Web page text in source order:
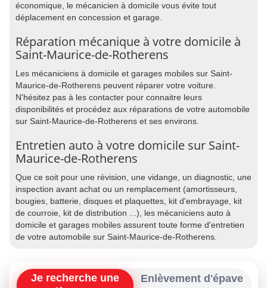
économique, le mécanicien à domicile vous évite tout
déplacement en concession et garage.
Réparation mécanique à votre domicile à
Saint-Maurice-de-Rotherens
Les mécaniciens à domicile et garages mobiles sur Saint-
Maurice-de-Rotherens peuvent réparer votre voiture.
N'hésitez pas à les contacter pour connaitre leurs
disponibilités et procédez aux réparations de votre automobile
sur Saint-Maurice-de-Rotherens et ses environs.
Entretien auto à votre domicile sur Saint-
Maurice-de-Rotherens
Que ce soit pour une révision, une vidange, un diagnostic, une
inspection avant achat ou un remplacement (amortisseurs,
bougies, batterie, disques et plaquettes, kit d'embrayage, kit
de courroie, kit de distribution ...), les mécaniciens auto à
domicile et garages mobiles assurent toute forme d'entretien
de votre automobile sur Saint-Maurice-de-Rotherens.
Je recherche une
Enlèvement d'épave